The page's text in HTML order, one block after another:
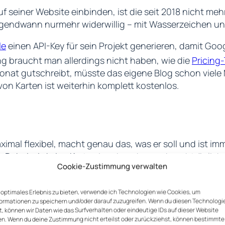
Cookie-Zustimmung verwalten
optimales Erlebnis zu bieten, verwende ich Technologien wie Cookies, um
zu speichern und/oder darauf zuzugreifen. Wenn du diesen
können wir Daten wie das Surfverhalten oder eindeutige IDs auf dieser Website
Wenn du deine Zustimmung nicht erteilst oder zurückziehst, können bestimmte
seiner Website einbinden, ist die seit 2018 nicht
nurmehr widerwillig – mit Wasserzeichen
einen API-Key für sein Projekt generieren, damit
braucht man allerdings nicht haben, wie die
gutschreibt, müsste das eigene Blog schon
Karten ist weiterhin komplett kostenlos.
flexibel, macht genau das, was er soll und ist
Dabei wird eine Karte eingebunden und
lässt sich frei über CSS anpassen